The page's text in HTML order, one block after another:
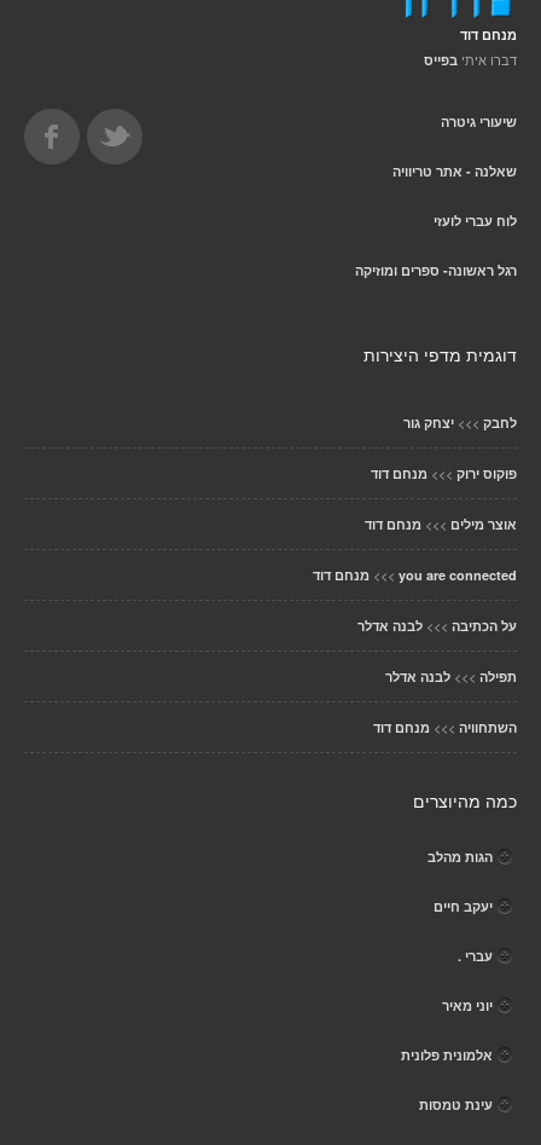
מנחם דוד
דברו איתי בפייס
שיעורי גיטרה
שאלנה - אתר טריוויה
לוח עברי לועזי
רגל ראשונה- ספרים ומוזיקה
דוגמית מדפי היצירות
לחבק >>> יצחק גור
פוקוס ירוק >>> מנחם דוד
אוצר מילים >>> מנחם דוד
you are connected
>>> מנחם דוד
על הכתיבה >>> לבנה אדלר
תפילה >>> לבנה אדלר
השתחוויה >>> מנחם דוד
כמה מהיוצרים
הגות מהלב
יעקב חיים
עברי .
יוני מאיר
אלמונית פלונית
עינת טמסות